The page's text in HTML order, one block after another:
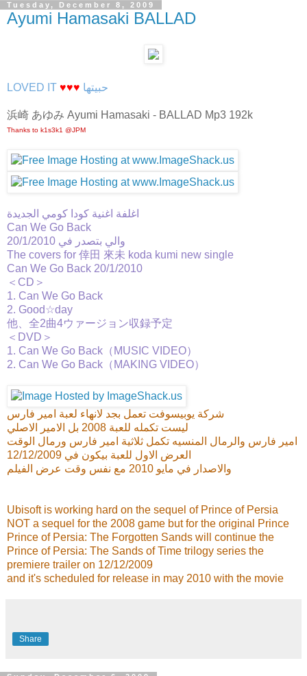
Tuesday, December 8, 2009
Ayumi Hamasaki BALLAD
LOVED IT ♥♥♥ حبيتها
浜崎 あゆみ Ayumi Hamasaki - BALLAD Mp3 192k
Thanks to k1s3k1 @JPM
اغلفة اغنية كودا كومي الجديدة
Can We Go Back
والي بتصدر في 20/1/2010
The covers for 倖田 來未 koda kumi new single
Can We Go Back 20/1/2010
＜CD＞
1. Can We Go Back
2. Good☆day
他、全2曲4ウァージョン収録予定
＜DVD＞
1. Can We Go Back（MUSIC VIDEO）
2. Can We Go Back（MAKING VIDEO）
شركة يوبيسوفت تعمل بجد لانهاء لعبة امير فارس
ليست تكمله للعبة 2008 بل الامير الاصلي
امير فارس والرمال المنسيه تكمل ثلاثية امير فارس ورمال الوقت
العرض الاول للعبة بيكون في 12/12/2009
والاصدار في مايو 2010 مع نفس وقت عرض الفيلم
Ubisoft is working hard on the sequel of Prince of Persia
NOT a sequel for the 2008 game but for the original Prince
Prince of Persia: The Forgotten Sands will continue the
Prince of Persia: The Sands of Time trilogy series the
premiere trailer on 12/12/2009
and it's scheduled for release in may 2010 with the movie
Share